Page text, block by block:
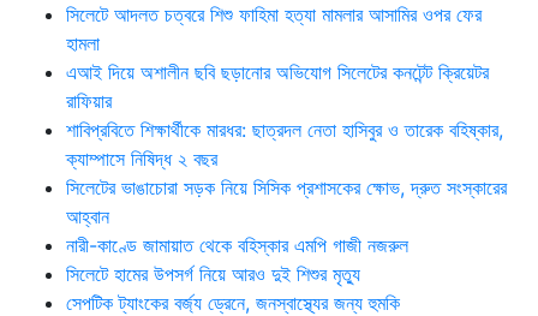
সিলেটে আদলত চত্বরে শিশু ফাহিমা হত্যা মামলার আসামির ওপর ফের
হামলা
এআই দিয়ে অশালীন ছবি ছড়ানোর অভিযোগ সিলেটের কনটেন্ট ক্রিয়েটর
রাফিয়ার
শাবিপ্রবিতে শিক্ষার্থীকে মারধর: ছাত্রদল নেতা হাসিবুর ও তারেক বহিষ্কার,
ক্যাম্পাসে নিষিদ্ধ ২ বছর
সিলেটের ভাঙাচোরা সড়ক নিয়ে সিসিক প্রশাসকের ক্ষোভ, দ্রুত সংস্কারের
আহ্বান
নারী-কাণ্ডে জামায়াত থেকে বহিস্কার এমপি গাজী নজরুল
সিলেটে হামের উপসর্গ নিয়ে আরও দুই শিশুর মৃত্যু
সেপটিক ট্যাংকের বর্জ্য ড্রেনে, জনস্বাস্থ্যের জন্য হুমকি